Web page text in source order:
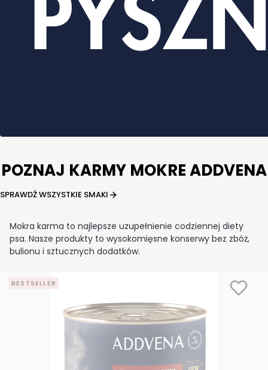
POZNAJ KARMY MOKRE ADDVENA
SPRAWDŹ WSZYSTKIE SMAKI
Mokra karma to najlepsze uzupełnienie codziennej diety
psa. Nasze produkty to wysokomięsne konserwy bez zbóż,
bulionu i sztucznych dodatków.
BESTSELLER